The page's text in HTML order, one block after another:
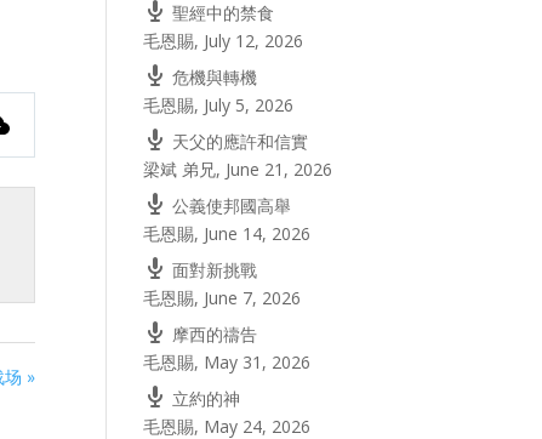
场 »
聖經中的禁食
毛恩賜, July 12, 2026
危機與轉機
毛恩賜, July 5, 2026
天父的應許和信實
梁斌 弟兄, June 21, 2026
公義使邦國高舉
毛恩賜, June 14, 2026
面對新挑戰
毛恩賜, June 7, 2026
摩西的禱告
毛恩賜, May 31, 2026
立約的神
毛恩賜, May 24, 2026